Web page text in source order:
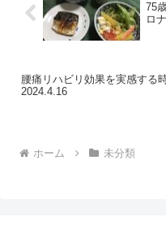
75
ロ
腰痛リハビリ効果を実感する
2024.4.16
ホーム 未分類